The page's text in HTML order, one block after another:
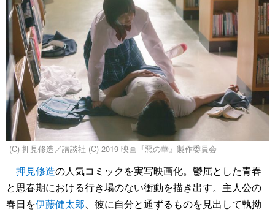
(C) 押見修造／講談社 (C) 2019 映画『惡の華』製作委員会
押見修造の人気コミックを実写映画化。鬱屈とした青春
と思春期における行き場のない衝動を描き出す。主人公の
春日を伊藤健太郎、彼に自分と通ずるものを見出して執拗